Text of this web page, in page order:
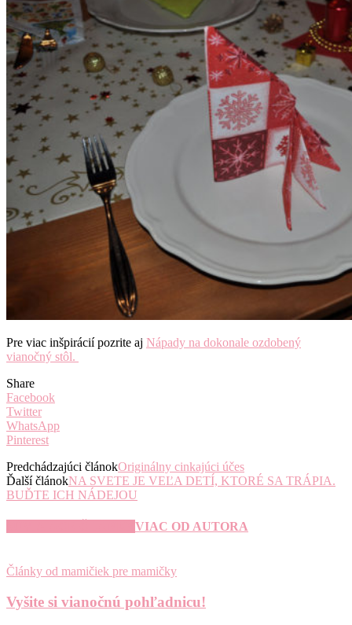
Pre viac inšpirácií pozrite aj Nápady na dokonale ozdobený
vianočný stôl.
Share
Facebook
Twitter
WhatsApp
Pinterest
Predchádzajúci článokOriginálny cinkajúci účes
Ďalší článokNA SVETE JE VEĽA DETÍ, KTORÉ SA TRÁPIA.
BUĎTE ICH NÁDEJOU
VIAC OD AUTORA
Články od mamičiek pre mamičky
Vyšite si vianočnú pohľadnicu!